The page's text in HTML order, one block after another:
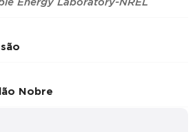
Energy Laboratory-NREL
Nobre